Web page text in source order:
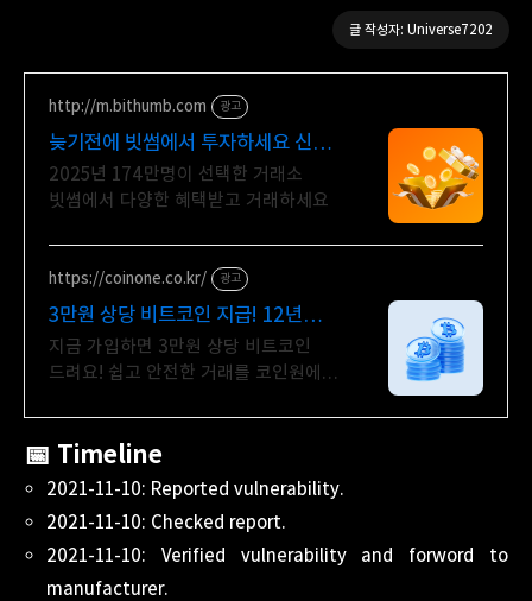
글 작성자: Universe7202
http://m.bithumb.com 광고
늦기전에 빗썸에서 투자하세요 신규
가입 시 5만원 혜택
2025년 174만명이 선택한 거래소
빗썸에서 다양한 혜택받고 거래하세요
https://coinone.co.kr/ 광고
3만원 상당 비트코인 지급! 12년
무사고 거래소
지금 가입하면 3만원 상당 비트코인
드려요! 쉽고 안전한 거래를 코인원에서
📅 Timeline
2021-11-10: Reported vulnerability.
2021-11-10: Checked report.
2021-11-10: Verified vulnerability and forword to
manufacturer.
Universe7202